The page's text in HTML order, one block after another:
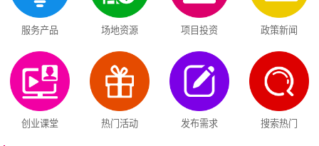
服务产品 场地资源 项目投资 政策新闻
创业课堂 热门活动 发布需求 搜索热门